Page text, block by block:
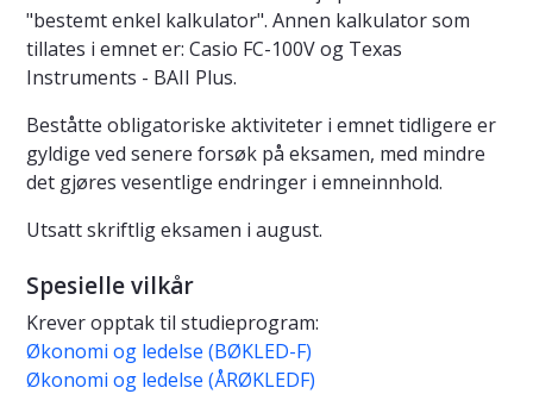
"bestemt enkel kalkulator". Annen kalkulator som
tillates i emnet er: Casio FC-100V og Texas
Instruments - BAII Plus.
Beståtte obligatoriske aktiviteter i emnet tidligere er
gyldige ved senere forsøk på eksamen, med mindre
det gjøres vesentlige endringer i emneinnhold.
Utsatt skriftlig eksamen i august.
Spesielle vilkår
Krever opptak til studieprogram:
Økonomi og ledelse (BØKLED-F)
Økonomi og ledelse (ÅRØKLEDF)